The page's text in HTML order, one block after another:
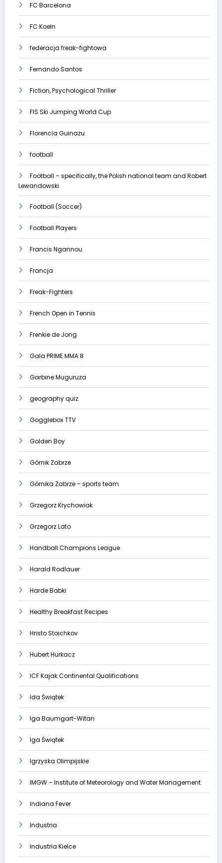
FC Barcelona
FC Koeln
federacja freak-fightowa
Fernando Santos
Fiction, Psychological Thriller
FIS Ski Jumping World Cup
Florencia Guinazu
football
Football – specifically, the Polish national team and Robert
Lewandowski
Football (Soccer)
Football Players
Francis Ngannou
Francja
Freak-Fighters
French Open in Tennis
Frenkie de Jong
Gala PRIME MMA 8
Garbine Muguruza
geography quiz
Gogglebox TTV
Golden Boy
Górnik Zabrze
Górnika Zabrze – sports team
Grzegorz Krychowiak
Grzegorz Lato
Handball Champions League
Harald Rodlauer
Harde Babki
Healthy Breakfast Recipes
Hristo Stoichkov
Hubert Hurkacz
ICF Kajak Continental Qualifications
Ida Świątek
Iga Baumgart-Witan
Iga Świątek
Igrzyska Olimpijskie
IMGW – Institute of Meteorology and Water Management
Indiana Fever
Industria
Industria Kielce